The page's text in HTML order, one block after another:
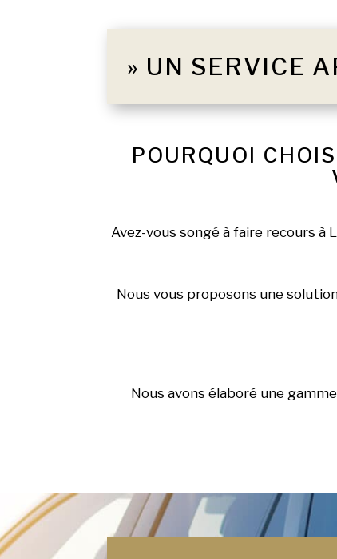
» UN SERVICE
POURQUOI
Avez-vous songé à faire recours à
Nous vous proposons une
Nous avons élaboré une